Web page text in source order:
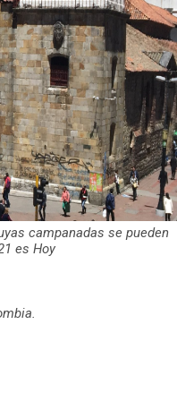
campanadas se pueden
es Hoy